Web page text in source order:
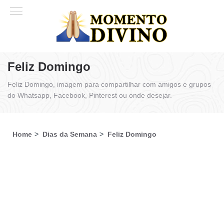
Feliz Domingo
Feliz Domingo, imagem para compartilhar com amigos e grupos
do Whatsapp, Facebook, Pinterest ou onde desejar.
Home Dias da Semana Feliz Domingo